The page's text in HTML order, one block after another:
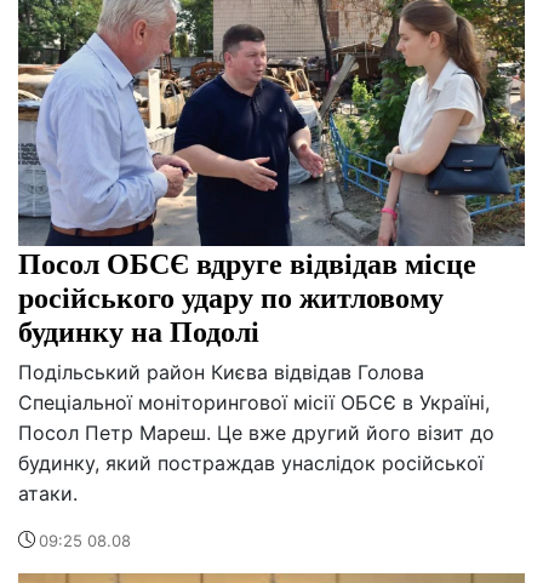
Посол ОБСЄ вдруге відвідав місце
російського удару по житловому
будинку на Подолі
Подільський район Києва відвідав Голова
Спеціальної моніторингової місії ОБСЄ в Україні,
Посол Петр Мареш. Це вже другий його візит до
будинку, який постраждав унаслідок російської
атаки.
09:25 08.08